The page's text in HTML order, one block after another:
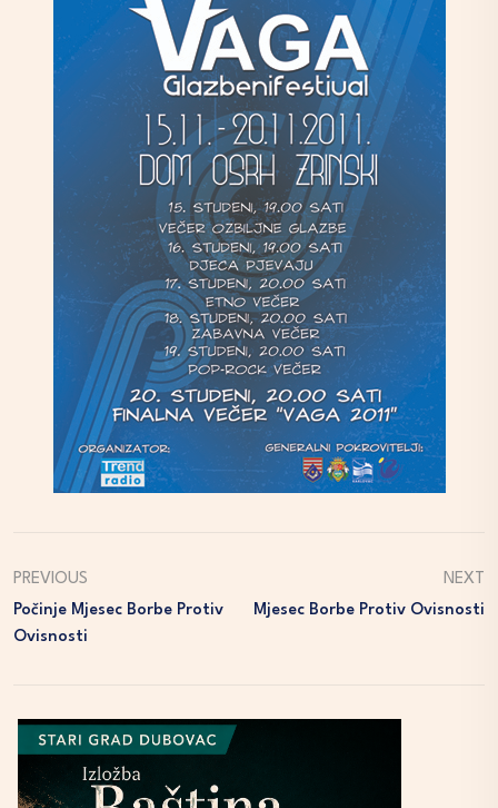
PREVIOUS
Počinje Mjesec Borbe Protiv
Ovisnosti
NEXT
Mjesec Borbe Protiv Ovisnosti